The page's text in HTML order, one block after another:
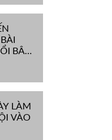
BẬT
LÀM
VÀO